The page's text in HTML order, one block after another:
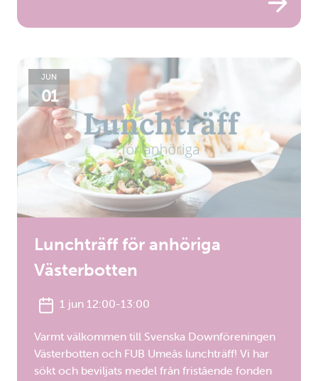
JUN
01
Lunchträff för anhöriga
Västerbotten
1 jun 12:00-13:00
Varmt välkommen till Svenska Downföreningen
Västerbotten och FUB Umeås lunchträff! Vi har
sökt och beviljats medel från fristående fonden